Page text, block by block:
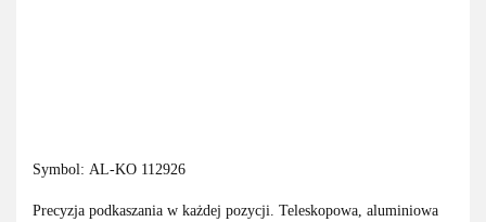
Symbol: AL-KO 112926
Precyzja podkaszania w każdej pozycji. Teleskopowa, aluminiowa